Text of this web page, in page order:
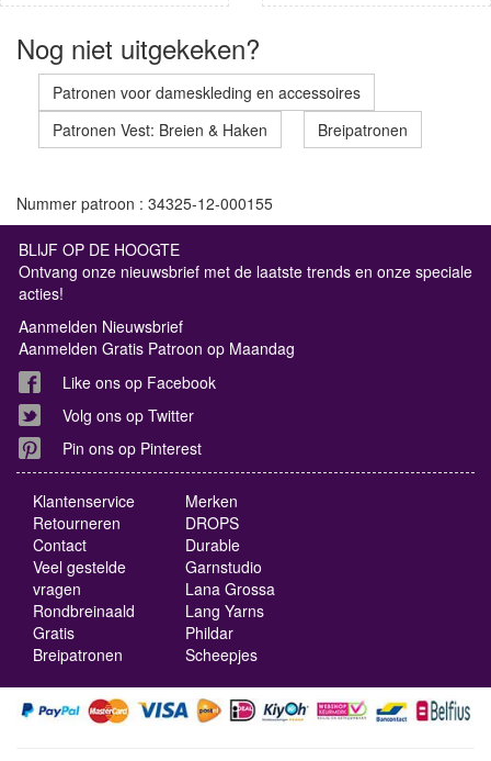
Nog niet uitgekeken?
Patronen voor dameskleding en accessoires
Patronen Vest: Breien & Haken
Breipatronen
Nummer patroon : 34325-12-000155
BLIJF OP DE HOOGTE
Ontvang onze nieuwsbrief met de laatste trends en onze speciale
acties!
Aanmelden Nieuwsbrief
Aanmelden Gratis Patroon op Maandag
Like ons op Facebook
Volg ons op Twitter
Pin ons op Pinterest
Klantenservice
Retourneren
Contact
Veel gestelde
vragen
Rondbreinaald
Gratis
Breipatronen
Merken
DROPS
Durable
Garnstudio
Lana Grossa
Lang Yarns
Phildar
Scheepjes